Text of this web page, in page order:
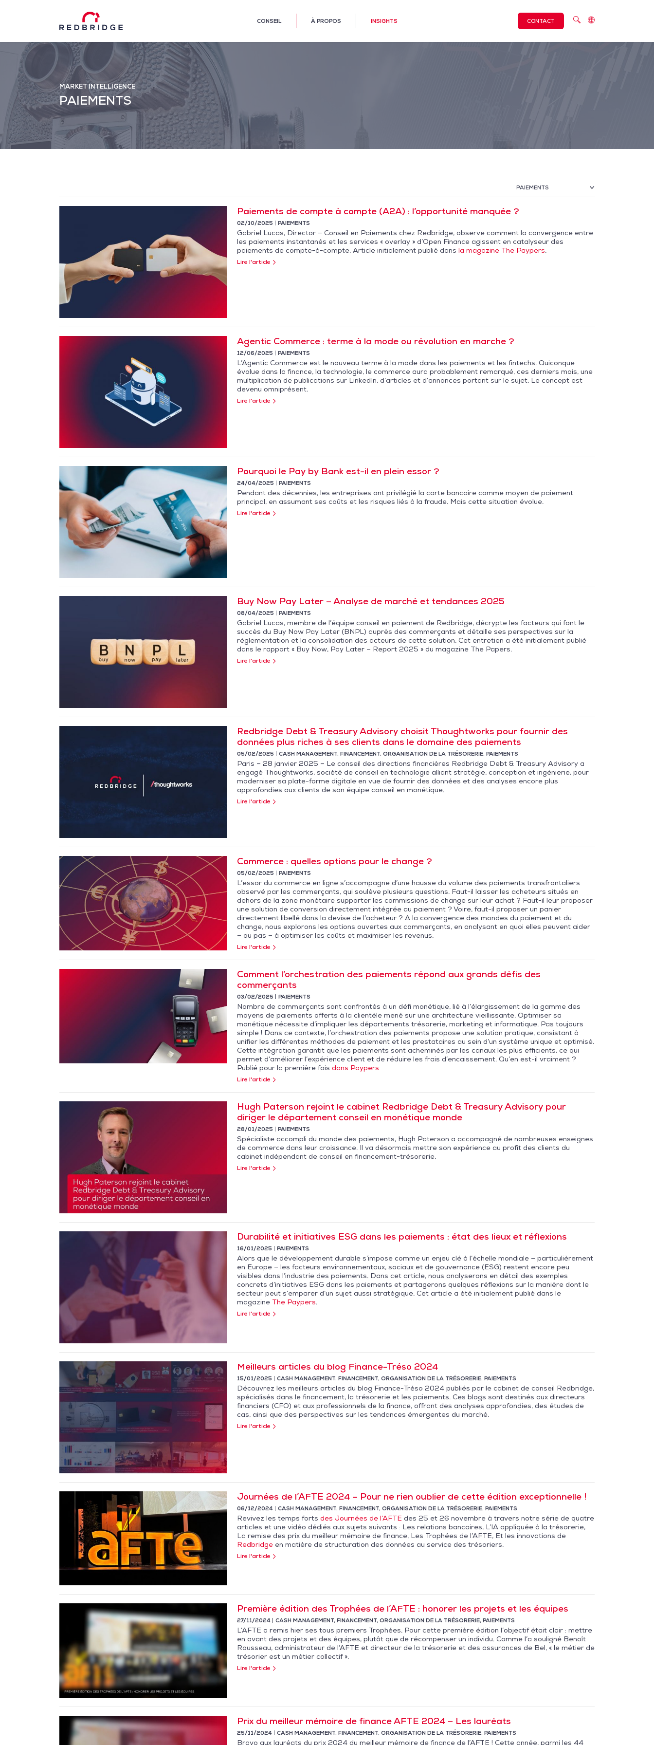
CONSEIL À PROPOS INSIGHTS CONTACT
MARKET INTELLIGENCE
PAIEMENTS
PAIEMENTS
Paiements de compte à compte (A2A) : l’opportunité manquée ?
02/10/2025 PAIEMENTS
Gabriel Lucas, Director – Conseil en Paiements chez Redbridge, observe comment la convergence entre
les paiements instantanés et les services « overlay » d’Open Finance agissent en catalyseur des
paiements de compte-à-compte. Article initialement publié dans la magazine The Paypers.
Lire l'article
Agentic Commerce : terme à la mode ou révolution en marche ?
12/06/2025 PAIEMENTS
L’Agentic Commerce est le nouveau terme à la mode dans les paiements et les fintechs. Quiconque
évolue dans la finance, la technologie, le commerce aura probablement remarqué, ces derniers mois, une
multiplication de publications sur LinkedIn, d’articles et d’annonces portant sur le sujet. Le concept est
devenu omniprésent.
Lire l'article
Pourquoi le Pay by Bank est-il en plein essor ?
24/04/2025 PAIEMENTS
Pendant des décennies, les entreprises ont privilégié la carte bancaire comme moyen de paiement
principal, en assumant ses coûts et les risques liés à la fraude. Mais cette situation évolue.
Lire l'article
Buy Now Pay Later – Analyse de marché et tendances 2025
08/04/2025 PAIEMENTS
Gabriel Lucas, membre de l’équipe conseil en paiement de Redbridge, décrypte les facteurs qui font le
succès du Buy Now Pay Later (BNPL) auprès des commerçants et détaille ses perspectives sur la
réglementation et la consolidation des acteurs de cette solution. Cet entretien a été initialement publié
dans le rapport « Buy Now, Pay Later – Report 2025 » du magazine The Papers.
Lire l'article
Redbridge Debt & Treasury Advisory choisit Thoughtworks pour fournir des
données plus riches à ses clients dans le domaine des paiements
05/02/2025 CASH MANAGEMENT, FINANCEMENT, ORGANISATION DE LA TRÉSORERIE, PAIEMENTS
Paris – 28 janvier 2025 – Le conseil des directions financières Redbridge Debt & Treasury Advisory a
engagé Thoughtworks, société de conseil en technologie alliant stratégie, conception et ingénierie, pour
moderniser sa plate-forme digitale en vue de fournir des données et des analyses encore plus
approfondies aux clients de son équipe conseil en monétique.
Lire l'article
Commerce : quelles options pour le change ?
05/02/2025 PAIEMENTS
L’essor du commerce en ligne s’accompagne d’une hausse du volume des paiements transfrontaliers
observé par les commerçants, qui soulève plusieurs questions. Faut-il laisser les acheteurs situés en
dehors de la zone monétaire supporter les commissions de change sur leur achat ? Faut-il leur proposer
une solution de conversion directement intégrée au paiement ? Voire, faut-il proposer un panier
directement libellé dans la devise de l’acheteur ? A la convergence des mondes du paiement et du
change, nous explorons les options ouvertes aux commerçants, en analysant en quoi elles peuvent aider
– ou pas – à optimiser les coûts et maximiser les revenus.
Lire l'article
Comment l’orchestration des paiements répond aux grands défis des
commerçants
03/02/2025 PAIEMENTS
Nombre de commerçants sont confrontés à un défi monétique, lié à l’élargissement de la gamme des
moyens de paiements offerts à la clientèle mené sur une architecture vieillissante. Optimiser sa
monétique nécessite d’impliquer les départements trésorerie, marketing et informatique. Pas toujours
simple ! Dans ce contexte, l’orchestration des paiements propose une solution pratique, consistant à
unifier les différentes méthodes de paiement et les prestataires au sein d’un système unique et optimisé.
Cette intégration garantit que les paiements sont acheminés par les canaux les plus efficients, ce qui
permet d’améliorer l’expérience client et de réduire les frais d’encaissement. Qu’en est-il vraiment ?
Publié pour la première fois dans Paypers
Lire l'article
Hugh Paterson rejoint le cabinet Redbridge Debt & Treasury Advisory pour
diriger le département conseil en monétique monde
28/01/2025 PAIEMENTS
Spécialiste accompli du monde des paiements, Hugh Paterson a accompagné de nombreuses enseignes
de commerce dans leur croissance. Il va désormais mettre son expérience au profit des clients du
cabinet indépendant de conseil en financement-trésorerie.
Lire l'article
Durabilité et initiatives ESG dans les paiements : état des lieux et réflexions
16/01/2025 PAIEMENTS
Alors que le développement durable s’impose comme un enjeu clé à l’échelle mondiale – particulièrement
en Europe – les facteurs environnementaux, sociaux et de gouvernance (ESG) restent encore peu
visibles dans l’industrie des paiements. Dans cet article, nous analyserons en détail des exemples
concrets d’initiatives ESG dans les paiements et partagerons quelques réflexions sur la manière dont le
secteur peut s’emparer d’un sujet aussi stratégique. Cet article a été initialement publié dans le
magazine The Paypers.
Lire l'article
Meilleurs articles du blog Finance-Tréso 2024
15/01/2025 CASH MANAGEMENT, FINANCEMENT, ORGANISATION DE LA TRÉSORERIE, PAIEMENTS
Découvrez les meilleurs articles du blog Finance-Tréso 2024 publiés par le cabinet de conseil Redbridge,
spécialisés dans le financement, la trésorerie et les paiements. Ces blogs sont destinés aux directeurs
financiers (CFO) et aux professionnels de la finance, offrant des analyses approfondies, des études de
cas, ainsi que des perspectives sur les tendances émergentes du marché.
Lire l'article
Journées de l’AFTE 2024 – Pour ne rien oublier de cette édition exceptionnelle !
06/12/2024 CASH MANAGEMENT, FINANCEMENT, ORGANISATION DE LA TRÉSORERIE, PAIEMENTS
Revivez les temps forts des Journées de l’AFTE des 25 et 26 novembre à travers notre série de quatre
articles et une vidéo dédiés aux sujets suivants : Les relations bancaires, L’IA appliquée à la trésorerie,
La remise des prix du meilleur mémoire de finance, Les Trophées de l’AFTE, Et les innovations de
Redbridge en matière de structuration des données au service des trésoriers.
Lire l'article
Première édition des Trophées de l’AFTE : honorer les projets et les équipes
27/11/2024 CASH MANAGEMENT, FINANCEMENT, ORGANISATION DE LA TRÉSORERIE, PAIEMENTS
L’AFTE a remis hier ses tous premiers Trophées. Pour cette première édition l’objectif était clair : mettre
en avant des projets et des équipes, plutôt que de récompenser un individu. Comme l’a souligné Benoît
Rousseau, administrateur de l’AFTE et directeur de la trésorerie et des assurances de Bel, « le métier de
trésorier est un métier collectif ».
Lire l'article
Prix du meilleur mémoire de finance AFTE 2024 – Les lauréats
25/11/2024 CASH MANAGEMENT, FINANCEMENT, ORGANISATION DE LA TRÉSORERIE, PAIEMENTS
Bravo aux lauréats du prix 2024 du meilleur mémoire de finance de l’AFTE ! Cette année, parmi les 44